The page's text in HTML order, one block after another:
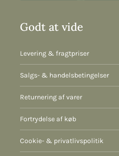
Godt at vide
Levering & fragtpriser
Salgs- & handelsbetingelser
Returnering af varer
Fortrydelse af køb
Cookie- & privatlivspolitik